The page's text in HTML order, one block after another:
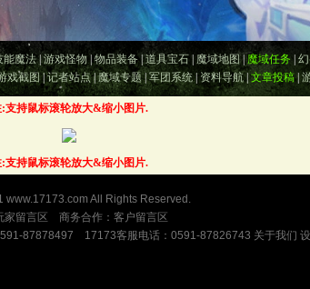
能魔法|游戏怪物| 物品装备|道具宝石| 魔域地图| 魔域任务|
戏截图|记者站点|魔域专题|军团系统| 资料导航|文章投稿|
:支持鼠标滚轮放大&缩小图片.
:支持鼠标滚轮放大&缩小图片.
www.17173.comAll Rights Reserved.
家留言区 商务合作： 客户留言区
87878497 17173客服电话：0591-87826743 关于我们